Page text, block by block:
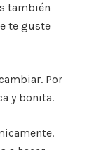
también
te guste
Por
y bonita.